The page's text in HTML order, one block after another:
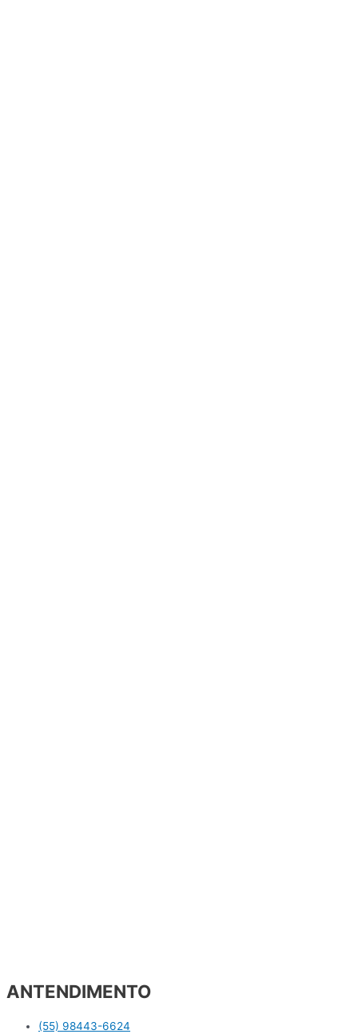
ANTENDIMENTO
(55) 98443-6624